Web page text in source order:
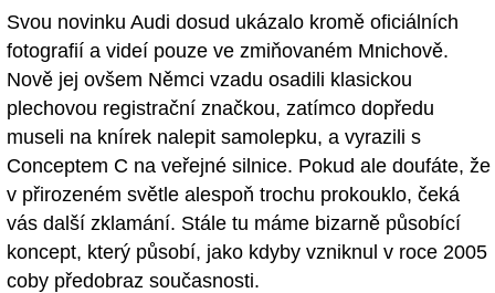
Svou novinku Audi dosud ukázalo kromě oficiálních
fotografií a videí pouze ve zmiňovaném Mnichově.
Nově jej ovšem Němci vzadu osadili klasickou
plechovou registrační značkou, zatímco dopředu
museli na knírek nalepit samolepku, a vyrazili s
Conceptem C na veřejné silnice. Pokud ale doufáte, že
v přirozeném světle alespoň trochu prokouklo, čeká
vás další zklamání. Stále tu máme bizarně působící
koncept, který působí, jako kdyby vzniknul v roce 2005
coby předobraz současnosti.